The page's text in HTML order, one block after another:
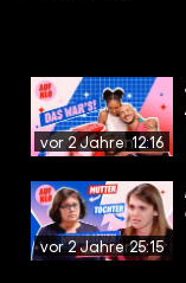
vor 2 Jahren12:16
vor 2 Jahren25:15